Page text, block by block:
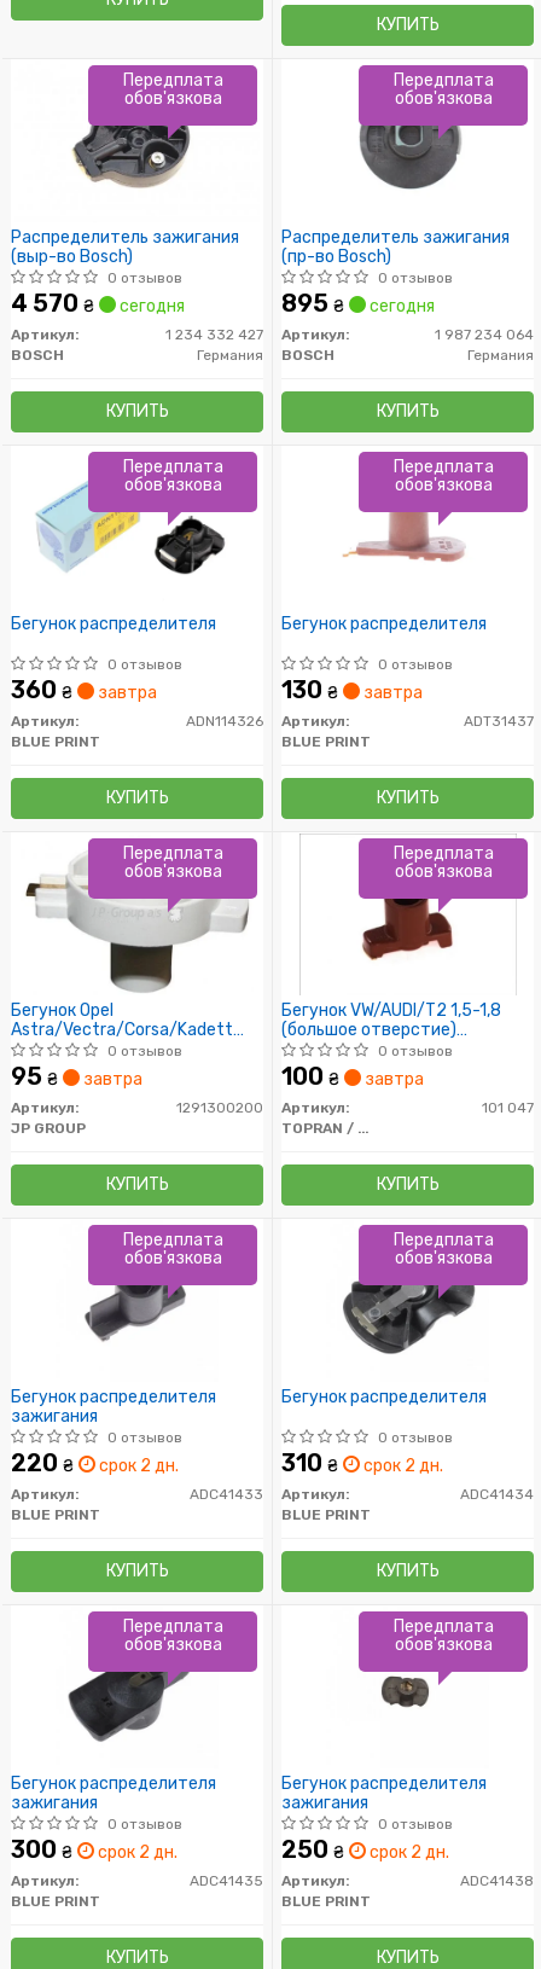
КУПИТЬ
Распределитель зажигания
(выр-во Bosch)
0 отзывов
4 570 ₴ сегодня
Артикул:
1 234 332 427
BOSCH
Германия
КУПИТЬ
Передплата
обов'язкова
Распределитель зажигания
(пр-во Bosch)
0 отзывов
895 ₴ сегодня
Артикул:
1 987 234 064
BOSCH
Германия
КУПИТЬ
Передплата
обов'язкова
Бегунок распределителя
0 отзывов
360 ₴ завтра
Артикул:
ADN114326
BLUE PRINT
КУПИТЬ
Передплата
обов'язкова
Бегунок распределителя
0 отзывов
130 ₴ завтра
Артикул:
ADT31437
BLUE PRINT
КУПИТЬ
Передплата
обов'язкова
Бегунок Opel
Astra/Vectra/Corsa/Kadett
1.3-1.6i 82-
0 отзывов
95 ₴ завтра
Артикул:
1291300200
JP GROUP
КУПИТЬ
Передплата
обов'язкова
Бегунок VW/AUDI/T2 1,5-1,8
(большое отверстие)
VOLVO(B23A)DB0 отзывов
100 ₴ завтра
Артикул:
101 047
TOPRAN / HANS PRIES
КУПИТЬ
Передплата
обов'язкова
Бегунок распределителя
зажигания
0 отзывов
220 ₴ срок 2 дн.
Артикул:
ADC41433
BLUE PRINT
КУПИТЬ
Передплата
обов'язкова
Бегунок распределителя
0 отзывов
310 ₴ срок 2 дн.
Артикул:
ADC41434
BLUE PRINT
КУПИТЬ
Передплата
обов'язкова
Бегунок распределителя
зажигания
0 отзывов
300 ₴ срок 2 дн.
Артикул:
ADC41435
BLUE PRINT
КУПИТЬ
Передплата
обов'язкова
Бегунок распределителя
зажигания
0 отзывов
250 ₴ срок 2 дн.
Артикул:
ADC41438
BLUE PRINT
КУПИТЬ
Передплата
обов'язкова